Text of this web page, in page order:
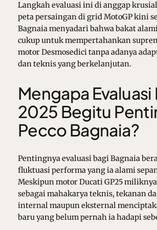
Langkah evaluasi ini di anggap
peta persaingan di grid MotoGP kini
Bagnaia menyadari bahwa bakat
cukup untuk mempertahankan
motor Desmosedici tanpa adanya
dan teknis yang berkelanjutan.
Mengapa Evaluasi
2025 Begitu
Pecco Bagnaia?
Pentingnya evaluasi bagi Bagnaia
fluktuasi performa yang ia alami
Meskipun motor Ducati GP25
sebagai mahakarya teknis, tekanan
internal maupun eksternal
baru yang belum pernah ia hadapi